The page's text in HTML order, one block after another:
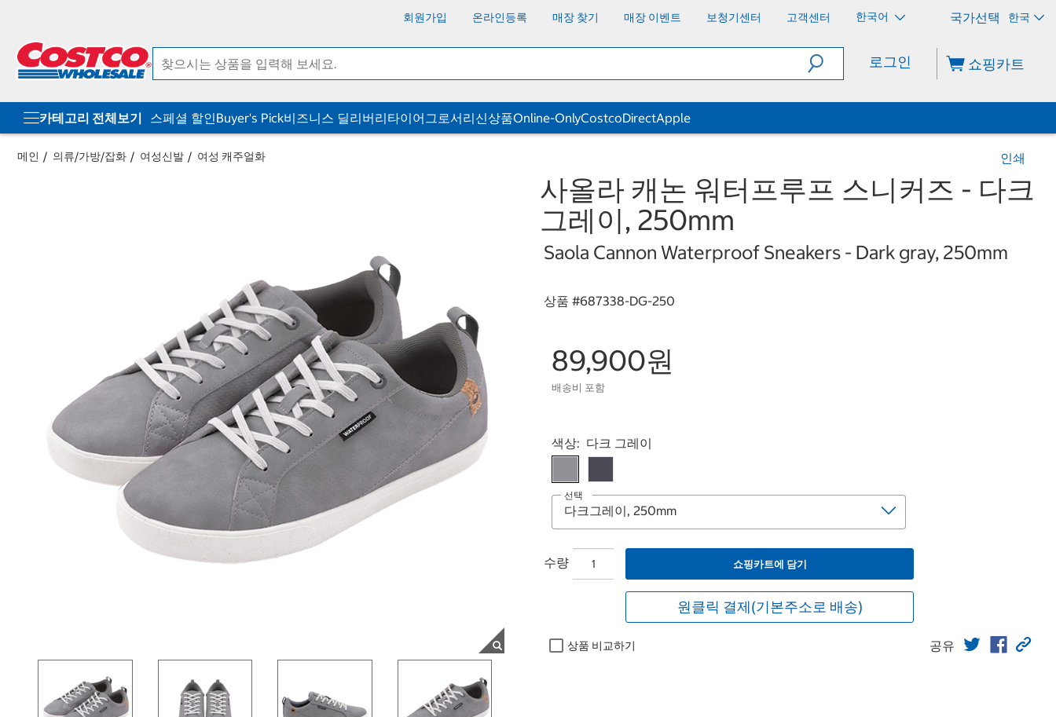
회원가입 온라인등록 매장 찾기 매장 이벤트 보청기센터 고객센터 한국어 한국
로그인 쇼핑카트
카테고리 전체보기 스페셜 할인Buyer's Pick비즈니스 딜리버리타이어그로서리신상품Online-OnlyCostcoDirectApple
메인 의류/가방/잡화 여성신발 여성 캐주얼화 인쇄
사올라 캐논 워터프루프 스니커즈 - 다크
그레이, 250mm
Saola Cannon Waterproof Sneakers - Dark gray, 250mm
상품 #687338-DG-250
89,900원
배송비 포함
Select product
색상: 다크 그레이
선택
수량 쇼핑카트에 담기
원클릭 결제(기본주소로 배송)
상품 비교하기 공유